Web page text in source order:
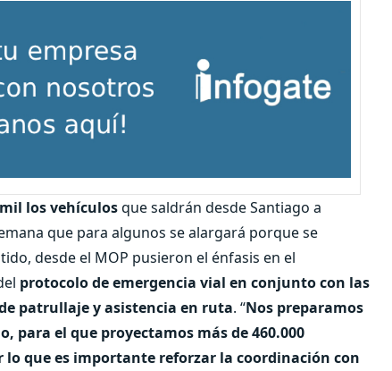
los vehículosque saldrán desde Santiago a
que para algunos se alargará porque se
desde el MOP pusieron el énfasis en el
protocolo de emergencia vial en conjunto con las
patrullaje y asistencia en ruta. “Nos preparamos
para el que proyectamos más de 460.000
que es importante reforzar la coordinación con